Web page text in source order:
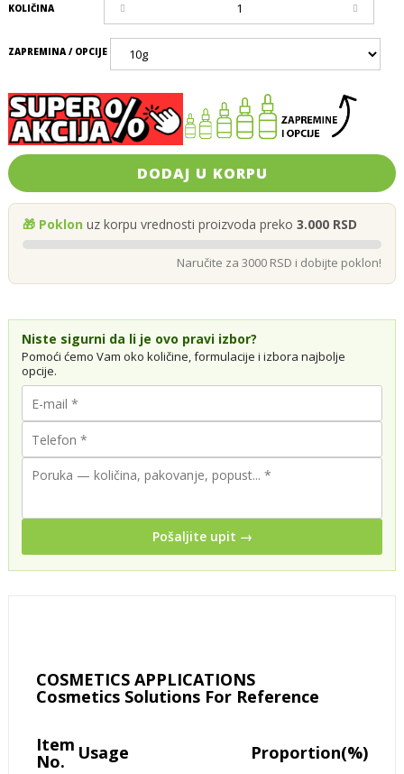
KOLIČINA
ZAPREMINA / OPCIJE
DODAJ U KORPU
🎁 Poklon uz korpu vrednosti proizvoda preko 3.000 RSD
Naručite za 3000 RSD i dobijte poklon!
Niste sigurni da li je ovo pravi izbor?
Pomoći ćemo Vam oko količine, formulacije i izbora najbolje
opcije.
Pošaljite upit →
COSMETICS APPLICATIONS
Cosmetics Solutions For Reference
Item
No. Usage Proportion(%)